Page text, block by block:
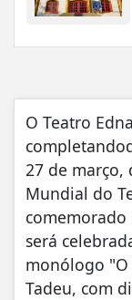
O Teatro
27 de março,
Mundial do
comemorado
será
monólogo
Tadeu, com